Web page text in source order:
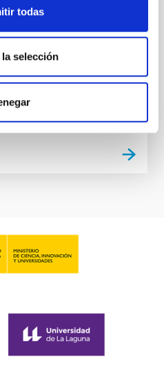
todas
selección
chains are often
6 2026